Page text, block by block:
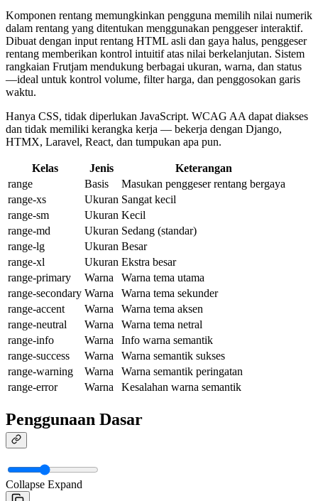
Komponen rentang memungkinkan pengguna memilih nilai numerik
dalam rentang yang ditentukan menggunakan penggeser interaktif.
Dibuat dengan input rentang HTML asli dan gaya halus, penggeser
rentang memberikan kontrol intuitif atas nilai berkelanjutan. Sistem
rangkaian Frutjam mendukung berbagai ukuran, warna, dan status
—ideal untuk kontrol volume, filter harga, dan penggosokan garis
waktu.
Hanya CSS, tidak diperlukan JavaScript. WCAG AA dapat diakses
dan tidak memiliki kerangka kerja — bekerja dengan Django,
HTMX, Laravel, React, dan tumpukan apa pun.
Kelas Jenis
Keterangan
range
Basis
Masukan penggeser rentang bergaya
range-xs
Ukuran Sangat kecil
range-sm
Ukuran Kecil
range-md
Ukuran Sedang (standar)
range-lg
Ukuran Besar
range-xl
Ukuran Ekstra besar
range-primary
Warna
Warna tema utama
range-secondary Warna
Warna tema sekunder
range-accent
Warna
Warna tema aksen
range-neutral
Warna
Warna tema netral
range-info
Warna
Info warna semantik
range-success
Warna
Warna semantik sukses
range-warning
Warna
Warna semantik peringatan
range-error
Warna Kesalahan warna semantik
Penggunaan Dasar
Collapse Expand